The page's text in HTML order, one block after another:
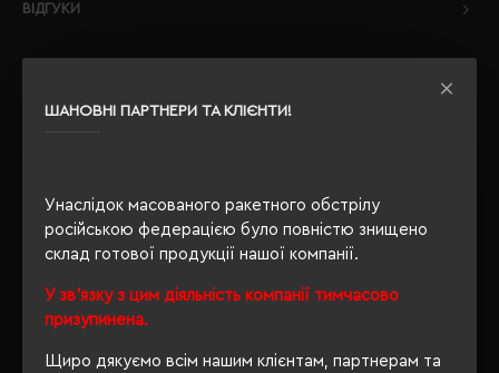
ШАНОВНІ ПАРТНЕРИ ТА КЛІЄНТИ!
Унаслідок масованого ракетного обстрілу
російською федерацією було повністю знищено
склад готової продукції нашої компанії.
У зв'язку з цим діяльність компанії тимчасово
призупинена.
Щиро дякуємо всім нашим клієнтам, партнерам та
ВІДГУКИ